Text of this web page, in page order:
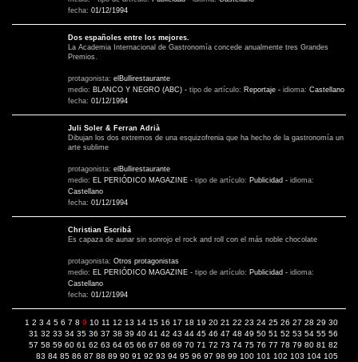
fecha: 01/12/1994
Dos españoles entre los mejores.
La Academia Internacional de Gastronomía concede anualmente tres Grandes
Premios.
protagonista: elBullirestaurante
medio: BLANCO Y NEGRO (ABC) - tipo de artículo: Reportaje - idioma: Castellano
fecha: 01/12/1994
Juli Soler & Ferran Adrià
Dibujan los dos extremos de una esquizofrenia que ha hecho de la gastronomía un
arte sublime
protagonista: elBullirestaurante
medio: EL PERIÓDICO MAGAZINE - tipo de artículo: Publicidad - idioma:
Castellano
fecha: 01/12/1994
Christian Escribá
Es capaza de aunar sin sonrojo el rock and roll con el más noble chocolate
protagonista: Otros protagonistas
medio: EL PERIÓDICO MAGAZINE - tipo de artículo: Publicidad - idioma:
Castellano
fecha: 01/12/1994
1 2 3 4 5 6 7 8 9 10 11 12 13 14 15 16 17 18 19 20 21 22 23 24 25 26 27 28 29 30
31 32 33 34 35 36 37 38 39 40 41 42 43 44 45 46 47 48 49 50 51 52 53 54 55 56
57 58 59 60 61 62 63 64 65 66 67 68 69 70 71 72 73 74 75 76 77 78 79 80 81 82
83 84 85 86 87 88 89 90 91 92 93 94 95 96 97 98 99 100 101 102 103 104 105